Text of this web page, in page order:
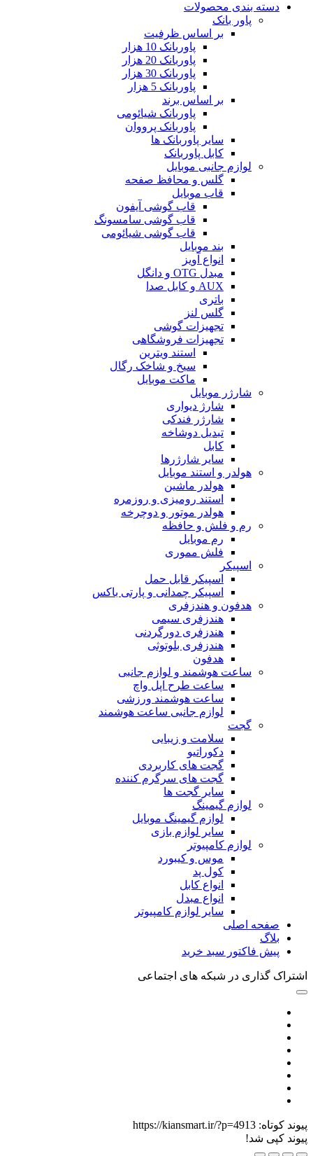
دسته بندی محصولات
پاور بانک
بر اساس ظرفیت
پاوربانک 10 هزار
پاوربانک 20 هزار
پاوربانک 30 هزار
پاوربانک 5 هزار
بر اساس برند
پاوربانک شیائومی
پاوربانک پرووان
سایر پاوربانک ها
کابل پاوربانک
لوازم جانبی موبایل
گلس و محافظ صفحه
قاب موبایل
قاب گوشی آیفون
قاب گوشی سامسونگ
قاب گوشی شیائومی
بند موبایل
انواع آویز
مبدل OTG و دانگل
AUX و کابل صدا
باتری
گلس لنز
تجهیزات گوشی
تجهیزات فروشگاهی
استند ویترین
سیخ و شاخک رگال
ماکت موبایل
شارژر موبایل
شارژ دیواری
شارژر فندکی
تبدیل دوشاخه
کابل
سایر شارژرها
هولدر و استند موبایل
هولدر ماشین
استند رومیزی و روزمره
هولدر موتور و دوچرخه
رم و فلش و حافظه
رم موبایل
فلش مموری
اسپیکر
اسپیکر قابل حمل
اسپیکر چمدانی و پارتی باکس
هدفون و هندزفری
هندزفری سیمی
هندزفری دورگردنی
هندزفری بلوتوثی
هدفون
ساعت هوشمند و لوازم جانبی
ساعت طرح اپل واچ
ساعت هوشمند ورزشی
لوازم جانبی ساعت هوشمند
گجت
سلامت و زیبایی
دکوراتیو
گجت های کاربردی
گجت های سرگرم کننده
سایر گجت ها
لوازم گیمینگ
لوازم گیمینگ موبایل
سایر لوازم بازی
لوازم کامپیوتر
موس و کیبورد
کول پد
انواع کابل
انواع مبدل
سایر لوازم کامپیوتر
صفحه اصلی
بلاگ
پیش فاکتور سبد خرید
اشتراک گذاری در شبکه های اجتماعی
پیوند کوتاه: https://kiansmart.ir/?p=4913
پیوند کپی شد!